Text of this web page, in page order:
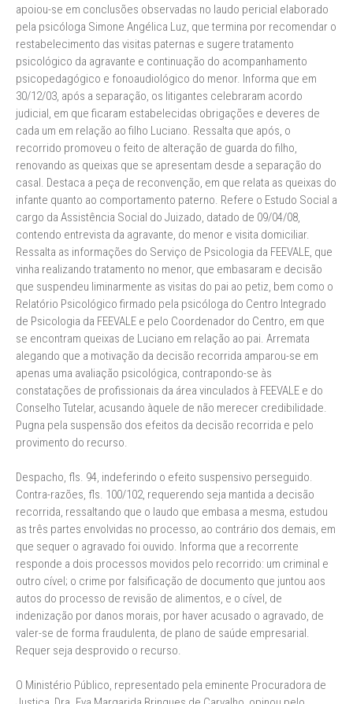
apoiou-se em conclusões observadas no laudo pericial elaborado
pela psicóloga Simone Angélica Luz, que termina por recomendar o
restabelecimento das visitas paternas e sugere tratamento
psicológico da agravante e continuação do acompanhamento
psicopedagógico e fonoaudiológico do menor. Informa que em
30/12/03, após a separação, os litigantes celebraram acordo
judicial, em que ficaram estabelecidas obrigações e deveres de
cada um em relação ao filho Luciano. Ressalta que após, o
recorrido promoveu o feito de alteração de guarda do filho,
renovando as queixas que se apresentam desde a separação do
casal. Destaca a peça de reconvenção, em que relata as queixas do
infante quanto ao comportamento paterno. Refere o Estudo Social a
cargo da Assistência Social do Juizado, datado de 09/04/08,
contendo entrevista da agravante, do menor e visita domiciliar.
Ressalta as informações do Serviço de Psicologia da FEEVALE, que
vinha realizando tratamento no menor, que embasaram e decisão
que suspendeu liminarmente as visitas do pai ao petiz, bem como o
Relatório Psicológico firmado pela psicóloga do Centro Integrado
de Psicologia da FEEVALE e pelo Coordenador do Centro, em que
se encontram queixas de Luciano em relação ao pai. Arremata
alegando que a motivação da decisão recorrida amparou-se em
apenas uma avaliação psicológica, contrapondo-se às
constatações de profissionais da área vinculados à FEEVALE e do
Conselho Tutelar, acusando àquele de não merecer credibilidade.
Pugna pela suspensão dos efeitos da decisão recorrida e pelo
provimento do recurso.
Despacho, fls. 94, indeferindo o efeito suspensivo perseguido.
Contra-razões, fls. 100/102, requerendo seja mantida a decisão
recorrida, ressaltando que o laudo que embasa a mesma, estudou
as três partes envolvidas no processo, ao contrário dos demais, em
que sequer o agravado foi ouvido. Informa que a recorrente
responde a dois processos movidos pelo recorrido: um criminal e
outro cível; o crime por falsificação de documento que juntou aos
autos do processo de revisão de alimentos, e o cível, de
indenização por danos morais, por haver acusado o agravado, de
valer-se de forma fraudulenta, de plano de saúde empresarial.
Requer seja desprovido o recurso.
O Ministério Público, representado pela eminente Procuradora de